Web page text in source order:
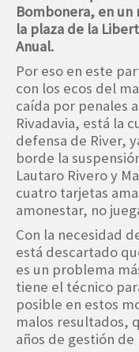
Bombonera, en un
la plaza de la
Anual.
Por eso en este
con los ecos del
caída por penales
Rivadavia, está la
defensa de River,
borde la
Lautaro Rivero y
cuatro tarjetas
amonestar, no
Con la necesidad
está descartado
es un problema
tiene el técnico
posible en estos
malos resultados,
años de gestión